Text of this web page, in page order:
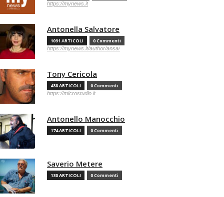
https://mynews.it
Antonella Salvatore
1091 ARTICOLI 0 Commenti
https://mynews.it/author/ansa/
Tony Cericola
438 ARTICOLI 0 Commenti
https://microstudio.it
Antonello Manocchio
174 ARTICOLI 0 Commenti
Saverio Metere
130 ARTICOLI 0 Commenti